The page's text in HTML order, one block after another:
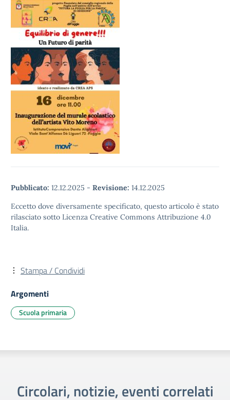
Pubblicato: 12.12.2025 - Revisione: 14.12.2025
Eccetto dove diversamente specificato, questo articolo è stato
rilasciato sotto Licenza Creative Commons Attribuzione 4.0
Italia.
Stampa / Condividi
Argomenti
Scuola primaria
Circolari, notizie, eventi correlati